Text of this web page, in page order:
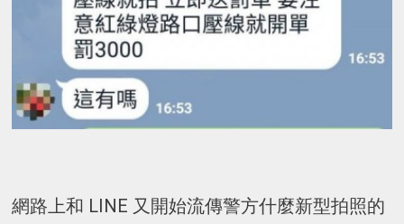
網路上和 LINE 又開始流傳警方什麼新型拍照的